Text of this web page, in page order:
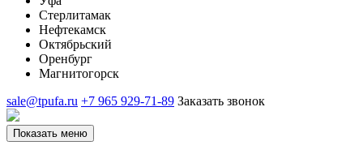
Стерлитамак
Нефтекамск
Октябрьский
Оренбург
Магнитогорск
sale@tpufa.ru +7 965 929-71-89 Заказать звонок
Показать меню